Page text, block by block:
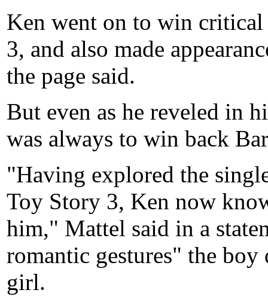
Ken went on to win
3, and also made
the page said.
But even as he reveled in
was always to win back
"Having explored the
Toy Story 3, Ken now
him," Mattel said in a
romantic gestures" the
girl.